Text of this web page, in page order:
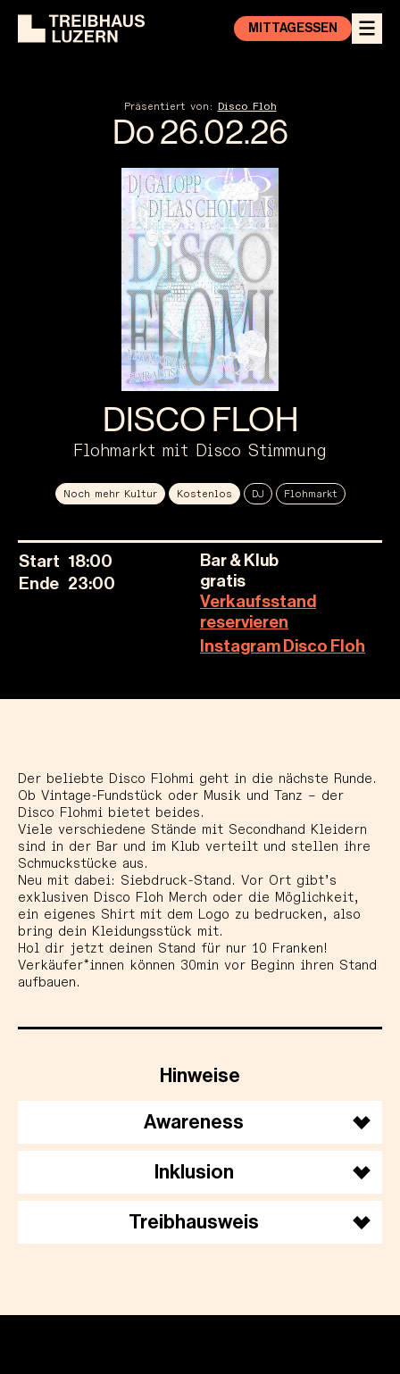
MITTAGESSEN
Präsentiert von: Disco Floh
Do 26.02.26
Start 18:00
Ende 23:00
Bar & Klub
gratis
Verkaufsstand
reservieren
Instagram Disco Floh
DISCO FLOH
Flohmarkt mit Disco Stimmung
Noch mehr Kultur Kostenlos DJ Flohmarkt
Der beliebte Disco Flohmi geht in die nächste Runde.
Ob Vintage-Fundstück oder Musik und Tanz – der
Disco Flohmi bietet beides.
Viele verschiedene Stände mit Secondhand Kleidern
sind in der Bar und im Klub verteilt und stellen ihre
Schmuckstücke aus.
Neu mit dabei: Siebdruck-Stand. Vor Ort gibt’s
exklusiven Disco Floh Merch oder die Möglichkeit,
ein eigenes Shirt mit dem Logo zu bedrucken, also
bring dein Kleidungsstück mit.
Hol dir jetzt deinen Stand für nur 10 Franken!
Verkäufer*innen können 30min vor Beginn ihren Stand
aufbauen.
Hinweise
Awareness
Inklusion
Treibhausweis